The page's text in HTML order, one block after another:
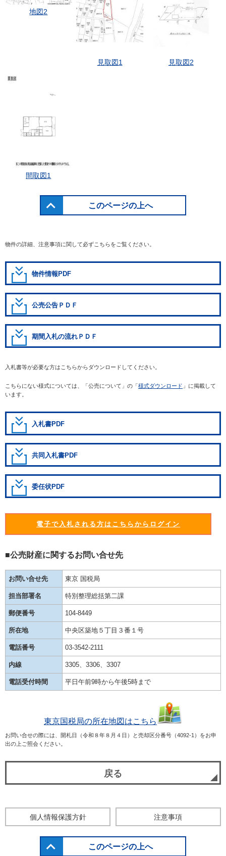
地図2
見取図1 見取図2
間取図1
このページの上へ
物件の詳細、注意事項に関して必ずこちらをご覧ください。
物件情報PDF
公売公告ＰＤＦ
期間入札の流れＰＤＦ
入札書等が必要な方はこちらからダウンロードしてください。
こちらにない様式については、「公売について」の「様式ダウンロード 」に掲載して
います。
入札書PDF
共同入札書PDF
委任状PDF
電子で入札される方はこちらからログイン
■公売財産に関するお問い合せ先
お問い合せ先 東京 国税局
担当部署名 特別整理総括第二課
郵便番号 104-8449
所在地 中央区築地５丁目３番１号
電話番号 03-3542-2111
内線 3305、3306、3307
電話受付時間 平日午前9時から午後5時まで
東京国税局の所在地図はこちら
お問い合せの際には、開札日（令和８年８月４日）と売却区分番号（4092-1）をお申
出の上ご照会ください。
戻る
個人情報保護方針 注意事項
このページの上へ